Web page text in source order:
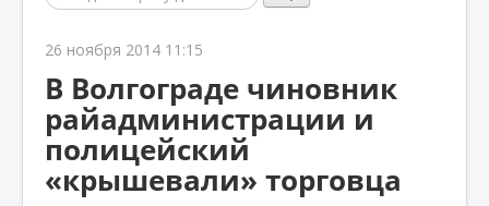
26 ноября 2014 11:15
В Волгограде чиновник
райадминистрации и
полицейский
«крышевали» торговца